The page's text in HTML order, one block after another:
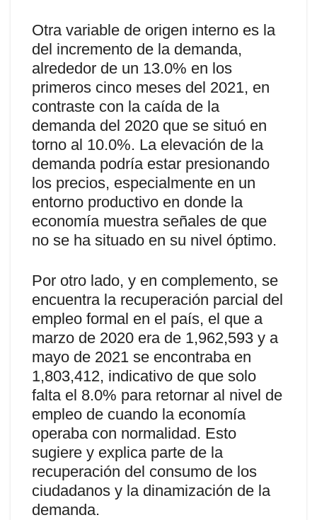
Otra variable de origen interno es la
del incremento de la demanda,
alrededor de un 13.0% en los
primeros cinco meses del 2021, en
contraste con la caída de la
demanda del 2020 que se situó en
torno al 10.0%. La elevación de la
demanda podría estar presionando
los precios, especialmente en un
entorno productivo en donde la
economía muestra señales de que
no se ha situado en su nivel óptimo.
Por otro lado, y en complemento, se
encuentra la recuperación parcial del
empleo formal en el país, el que a
marzo de 2020 era de 1,962,593 y a
mayo de 2021 se encontraba en
1,803,412, indicativo de que solo
falta el 8.0% para retornar al nivel de
empleo de cuando la economía
operaba con normalidad. Esto
sugiere y explica parte de la
recuperación del consumo de los
ciudadanos y la dinamización de la
demanda.